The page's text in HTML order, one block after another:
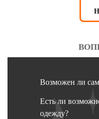
Возможен ли
Есть ли
одежду?